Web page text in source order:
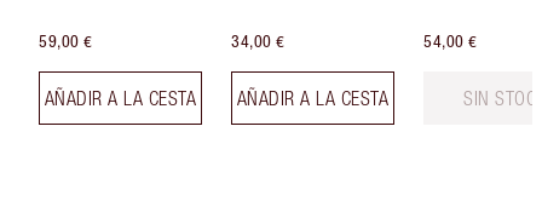
59,00 €
AÑADIR A LA CESTA
34,00 €
AÑADIR A LA CESTA
54,00 €
SIN